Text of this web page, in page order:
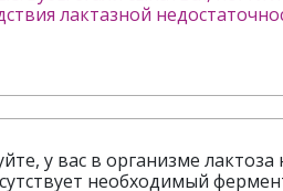
лактазной
у вас в организме лактоза
необходимый